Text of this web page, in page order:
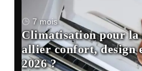
7 mois
Climatisation pour la
allier confort, design
2026 ?